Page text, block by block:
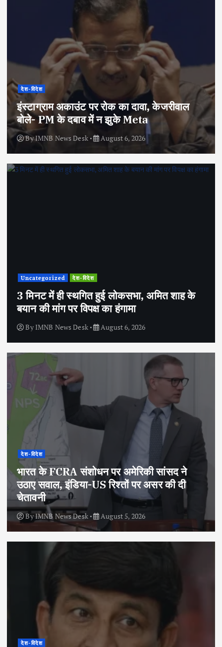
देश-विदेश
इंस्टाग्राम अकाउंट पर रोक का दावा, केजरीवाल
बोले- PM के दबाव में न झुके Meta
ByIMNB News Desk August 6, 2026
Uncategorized देश-विदेश
3 मिनट में ही स्थगित हुई लोकसभा, अमित शाह के
बयान की मांग पर विपक्ष का हंगामा
By IMNB News Desk August 6, 2026
देश-विदेश
भारत के FCRA संशोधन पर अमेरिकी सांसद ने
उठाए सवाल, इंडिया-US रिश्तों पर असर की दी
चेतावनी
ByIMNB News Desk August 5, 2026
देश-विदेश